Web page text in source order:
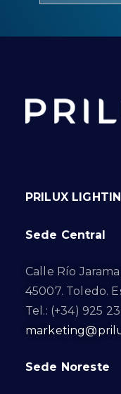
PRILUX
Sede Central
Calle Río
45007. Toledo.
Tel.: (+34) 925
Sede Noreste